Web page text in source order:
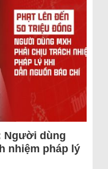
Người dùng
nhiệm pháp lý